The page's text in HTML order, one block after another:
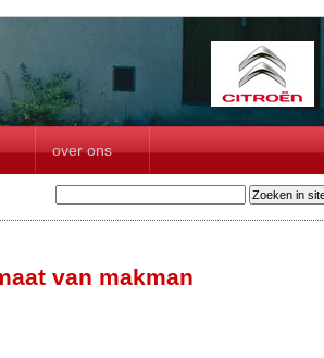
over ons
van makman